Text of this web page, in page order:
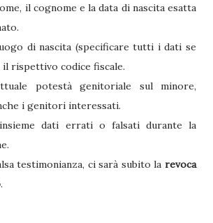
il cognome e la data di nascita esatta
di nascita (specificare tutti i dati se
rispettivo codice fiscale.
potestà genitoriale sul minore,
i genitori interessati.
dati errati o falsati durante la
testimonianza, ci sarà subito la revoca
.